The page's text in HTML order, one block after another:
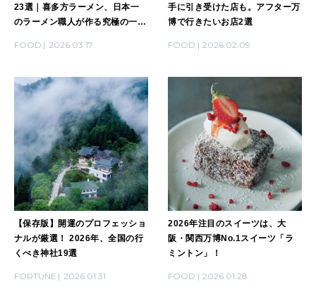
23選｜喜多方ラーメン、日本一
のラーメン職人が作る究極の一杯
FOOD 2026.03.17
手に引き受けた店も。アフター万
博で行きたいお店2選
FOOD 2026.02.09
【保存版】開運のプロフェッショ
ナルが厳選！ 2026年、全国の行
くべき神社19選
FORTUNE 2026.01.31
2026年注目のスイーツは、大
阪・関西万博No.1スイーツ「ラ
ミントン」！
FOOD 2026.01.28